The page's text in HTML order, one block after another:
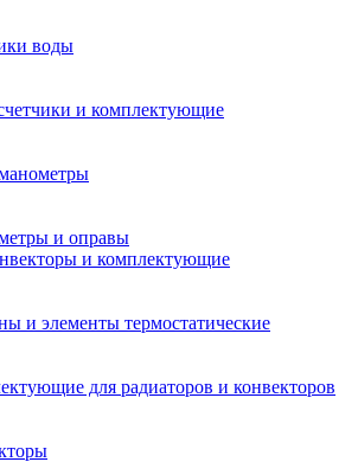
воды
и комплектующие
и оправы
и комплектующие
и элементы термостатические
для радиаторов и конвекторов